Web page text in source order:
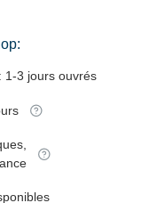
1-3 jours ouvrés